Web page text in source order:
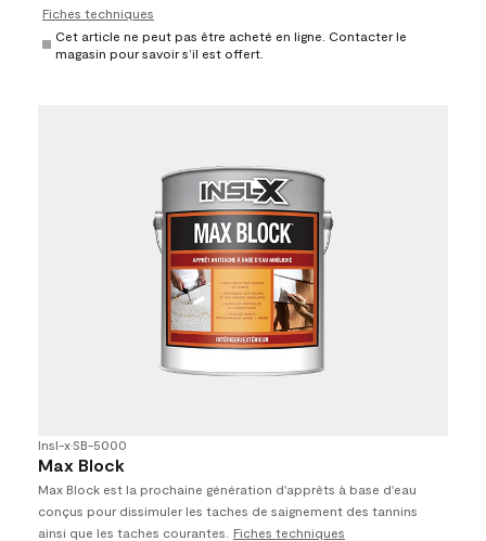
Fiches techniques
Cet article ne peut pas être acheté en ligne. Contacter le
magasin pour savoir s’il est offert.
Insl-x•SB-5000
Max Block
Max Block est la prochaine génération d'apprêts à base d'eau
conçus pour dissimuler les taches de saignement des tannins
ainsi que les taches courantes.
Fiches techniques